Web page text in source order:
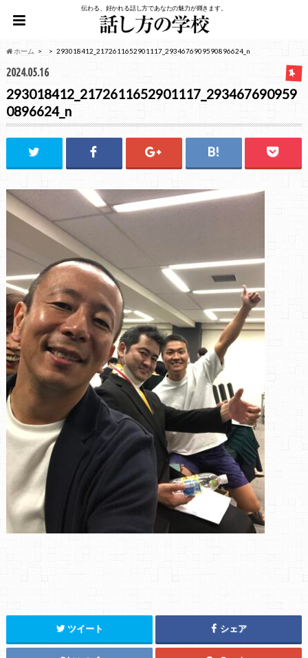
伝わる、好かれる話し方であなたの魅力が輝きます。
ホーム 293018412_2172611652901117_2934676909590896624_n
2024.05.16
293018412_2172611652901117_293467690959
0896624_n
ツイート シェア